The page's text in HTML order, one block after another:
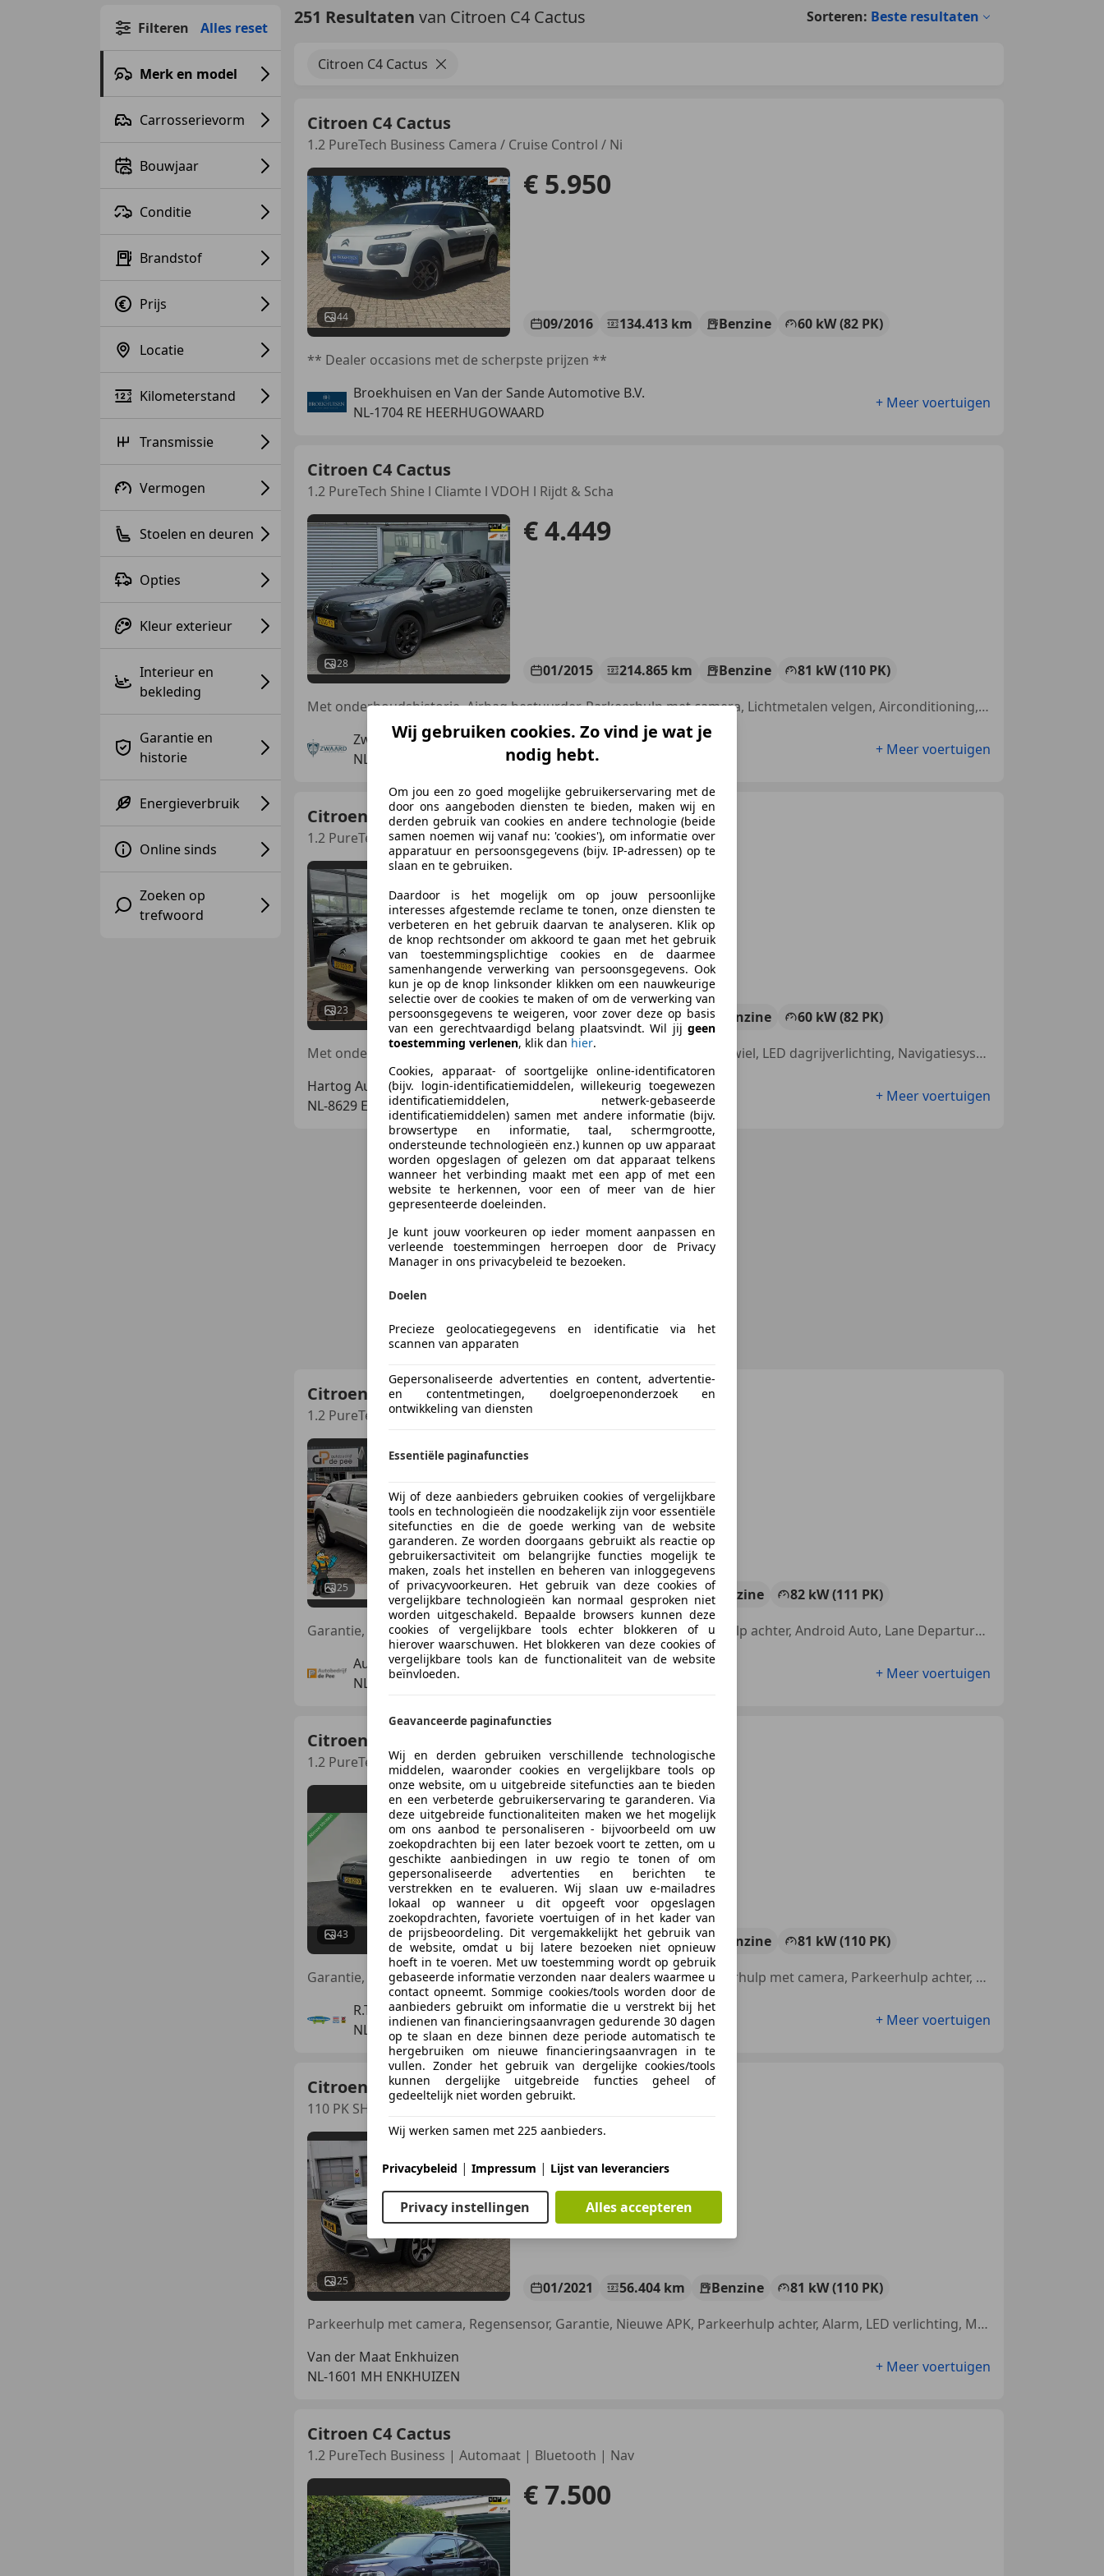
Filteren Alles reset
Merk en model
Carrosserievorm
Bouwjaar
Conditie
Brandstof
Prijs
Locatie
Kilometerstand
Transmissie
Vermogen
Stoelen en deuren
Opties
Kleur exterieur
Interieur en
bekleding
Garantie en
historie
Energieverbruik
Online sinds
Zoeken op
trefwoord
251 Resultaten van Citroen C4 Cactus Sorteren: Beste resultaten
Citroen C4 Cactus
Citroen C4 Cactus
1.2 PureTech Business Camera / Cruise Control / Ni
44
€ 5.950
09/2016 134.413 km Benzine
60 kW (82 PK)
** Dealer occasions met de scherpste prijzen **
Broekhuisen en Van der Sande Automotive B.V.
NL-1704 RE HEERHUGOWAARD
+ Meer voertuigen
Citroen C4 Cactus
1.2 PureTech Shine l Cliamte l VDOH l Rijdt & Scha
28
€ 4.449
01/2015 214.865 km Benzine
81 kW (110 PK)
Met onderhoudshistorie, Airbag bestuurder, Parkeerhulp met camera, Lichtmetalen velgen, Airconditioning, Parkeerhulp achter, LED verlichting, Bluetooth
Zwaard Auto's
NL-5015 BA TILBURG
+ Meer voertuigen
Citroen C4 Cactus
1.2 PureTech Business
23 06/2016 155.427 km Benzine
60 kW (82 PK)
Met onderhoudshistorie, Parkeerhulp achter, Multifunctioneel stuurwiel, LED dagrijverlichting, Navigatiesysteem, Dakrails, Automatische klimaatregeling, Radio
Hartog Automotive B.V.
NL-8629 EG SCHARNEGOUTUM
+ Meer voertuigen
Citroen C4 Cactus
1.2 PureTech Shine GARANTIE/PARELMOER/CRUISE/CLIMA
25
€ 10.850
03/2019 66.328 km Benzine
82 kW (111 PK)
Garantie, Parkeerhulp met camera, Alarm, Getinte ramen, Parkeerhulp achter, Android Auto, Lane Departure Warning Systeem, LED verlichting
Autobedrijf de Pee
NL-2921 LN KRIMPEN A/D IJSSEL
+ Meer voertuigen
Citroen C4 Cactus
1.2 PureTech Shine PANO NAVI TREKHAAK CRUISE.
43
€ 6.250
04/2015 186.288 km Benzine
81 kW (110 PK)
Garantie, Met onderhoudshistorie, Panorama dak, Trekhaak, Parkeerhulp met camera, Parkeerhulp achter, Alarm, Getinte ramen
R.T.O. Autoservice Stadskanaal
NL-9502 EZ STADSKANAAL
+ Meer voertuigen
Citroen C4 Cactus
110 PK SHINE 12 MND BOVAG RIJKLAAR
25 01/2021 56.404 km Benzine
81 kW (110 PK)
Parkeerhulp met camera, Regensensor, Garantie, Nieuwe APK, Parkeerhulp achter, Alarm, LED verlichting, Mistlampen
Van der Maat Enkhuizen
NL-1601 MH ENKHUIZEN
+ Meer voertuigen
Citroen C4 Cactus
1.2 PureTech Business | Automaat | Bluetooth | Nav
€ 7.500
Wij gebruiken cookies. Zo vind je wat je
nodig hebt.
Om jou een zo goed mogelijke gebruikerservaring met de
door ons aangeboden diensten te bieden, maken wij en
derden gebruik van cookies en andere technologie (beide
samen noemen wij vanaf nu: 'cookies'), om informatie over
apparatuur en persoonsgegevens (bijv. IP-adressen) op te
slaan en te gebruiken.
Daardoor is het mogelijk om op jouw persoonlijke
interesses afgestemde reclame te tonen, onze diensten te
verbeteren en het gebruik daarvan te analyseren. Klik op
de knop rechtsonder om akkoord te gaan met het gebruik
van toestemmingsplichtige cookies en de daarmee
samenhangende verwerking van persoonsgegevens. Ook
kun je op de knop linksonder klikken om een nauwkeurige
selectie over de cookies te maken of om de verwerking van
persoonsgegevens te weigeren, voor zover deze op basis
van een gerechtvaardigd belang plaatsvindt. Wil jij geen
toestemming verlenen, klik dan hier.
Cookies, apparaat- of soortgelijke online-identificatoren
(bijv. login-identificatiemiddelen, willekeurig toegewezen
identificatiemiddelen, netwerk-gebaseerde
identificatiemiddelen) samen met andere informatie (bijv.
browsertype en informatie, taal, schermgrootte,
ondersteunde technologieën enz.) kunnen op uw apparaat
worden opgeslagen of gelezen om dat apparaat telkens
wanneer het verbinding maakt met een app of met een
website te herkennen, voor een of meer van de hier
gepresenteerde doeleinden.
Je kunt jouw voorkeuren op ieder moment aanpassen en
verleende toestemmingen herroepen door de Privacy
Manager in ons privacybeleid te bezoeken.
Doelen
Precieze geolocatiegegevens en identificatie via het
scannen van apparaten
Gepersonaliseerde advertenties en content, advertentie-
en contentmetingen, doelgroepenonderzoek en
ontwikkeling van diensten
Essentiële paginafuncties
Wij of deze aanbieders gebruiken cookies of vergelijkbare
tools en technologieën die noodzakelijk zijn voor essentiële
sitefuncties en die de goede werking van de website
garanderen. Ze worden doorgaans gebruikt als reactie op
gebruikersactiviteit om belangrijke functies mogelijk te
maken, zoals het instellen en beheren van inloggegevens
of privacyvoorkeuren. Het gebruik van deze cookies of
vergelijkbare technologieën kan normaal gesproken niet
worden uitgeschakeld. Bepaalde browsers kunnen deze
cookies of vergelijkbare tools echter blokkeren of u
hierover waarschuwen. Het blokkeren van deze cookies of
vergelijkbare tools kan de functionaliteit van de website
beïnvloeden.
Geavanceerde paginafuncties
Wij en derden gebruiken verschillende technologische
middelen, waaronder cookies en vergelijkbare tools op
onze website, om u uitgebreide sitefuncties aan te bieden
en een verbeterde gebruikerservaring te garanderen. Via
deze uitgebreide functionaliteiten maken we het mogelijk
om ons aanbod te personaliseren - bijvoorbeeld om uw
zoekopdrachten bij een later bezoek voort te zetten, om u
geschikte aanbiedingen in uw regio te tonen of om
gepersonaliseerde advertenties en berichten te
verstrekken en te evalueren. Wij slaan uw e-mailadres
lokaal op wanneer u dit opgeeft voor opgeslagen
zoekopdrachten, favoriete voertuigen of in het kader van
de prijsbeoordeling. Dit vergemakkelijkt het gebruik van
de website, omdat u bij latere bezoeken niet opnieuw
hoeft in te voeren. Met uw toestemming wordt op gebruik
gebaseerde informatie verzonden naar dealers waarmee u
contact opneemt. Sommige cookies/tools worden door de
aanbieders gebruikt om informatie die u verstrekt bij het
indienen van financieringsaanvragen gedurende 30 dagen
op te slaan en deze binnen deze periode automatisch te
hergebruiken om nieuwe financieringsaanvragen in te
vullen. Zonder het gebruik van dergelijke cookies/tools
kunnen dergelijke uitgebreide functies geheel of
gedeeltelijk niet worden gebruikt.
Wij werken samen met 225 aanbieders.
Privacybeleid | Impressum | Lijst van leveranciers
Privacy instellingen Alles accepteren